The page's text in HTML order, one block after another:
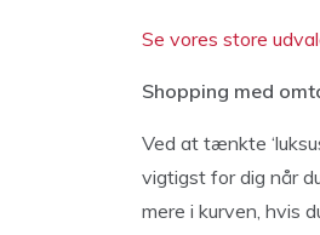
Se vores store
Shopping med
Ved at tænkte
vigtigst for dig når
mere i kurven, hvis